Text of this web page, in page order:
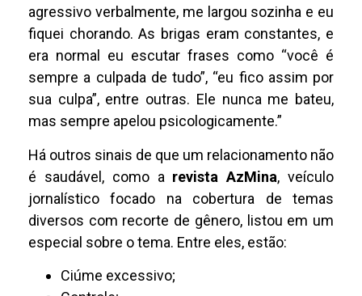
agressivo verbalmente, me largou sozinha e eu
fiquei chorando. As brigas eram constantes, e
era normal eu escutar frases como “você é
sempre a culpada de tudo”, “eu fico assim por
sua culpa”, entre outras. Ele nunca me bateu,
mas sempre apelou psicologicamente.”
Há outros sinais de que um relacionamento não
é saudável, como a revista AzMina, veículo
jornalístico focado na cobertura de temas
diversos com recorte de gênero, listou em um
especial sobre o tema. Entre eles, estão:
Ciúme excessivo;